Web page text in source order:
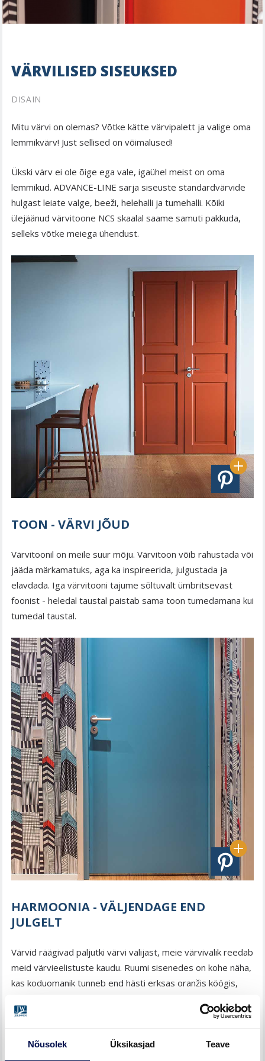
Nõusolek Üksikasjad Teave
VÄRVILISED SISEUKSED
DISAIN
Mitu värvi on olemas? Võtke kätte värvipalett ja valige oma
lemmikvärv! Just sellised on võimalused!
Ükski värv ei ole õige ega vale, igaühel meist on oma
lemmikud. ADVANCE-LINE sarja siseuste standardvärvide
hulgast leiate valge, beeži, helehalli ja tumehalli. Kõiki
ülejäänud värvitoone NCS skaalal saame samuti pakkuda,
selleks võtke meiega ühendust.
TOON - VÄRVI JÕUD
Värvitoonil on meile suur mõju. Värvitoon võib rahustada või
jääda märkamatuks, aga ka inspireerida, julgustada ja
elavdada. Iga värvitooni tajume sõltuvalt ümbritsevast
foonist - heledal taustal paistab sama toon tumedamana kui
tumedal taustal.
HARMOONIA - VÄLJENDAGE END
JULGELT
Värvid räägivad paljutki värvi valijast, meie värvivalik reedab
meid värvieelistuste kaudu. Ruumi sisenedes on kohe näha,
kas koduomanik tunneb end hästi erksas oranžis köögis,
või bordoopunases magamistoas. Kombineerides
sisekujunduses julgelt erineva intensiivsuse ja tooniga
värve on võimalik saavutada ainulaadne sisekujundus.